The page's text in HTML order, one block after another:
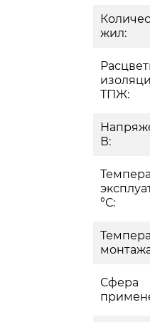
жил:
ТПЖ:
В:
°С:
Сфера